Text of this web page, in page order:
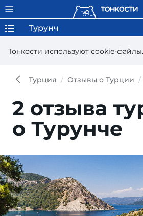
Тонкости используют сookie-файлы.
Турунч
Турция Отзывы о Турции
2 отзыва
о Турунче